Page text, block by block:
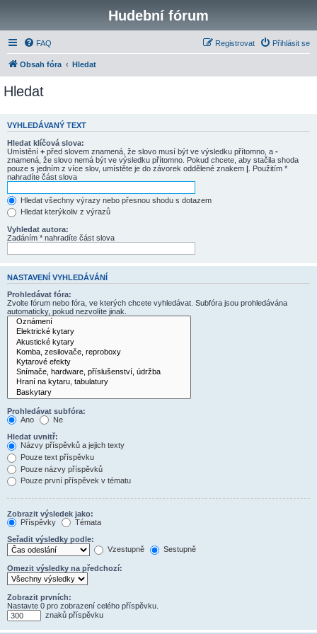
Hudební fórum
FAQ Přihlásit se
Registrovat
Obsah fóra Hledat
Hledat
VYHLEDÁVANÝ TEXT
Hledat klíčová slova:
Umístění + před slovem znamená, že slovo musí být ve výsledku přítomno, a -
znamená, že slovo nemá být ve výsledku přítomno. Pokud chcete, aby stačila shoda
pouze s jedním z více slov, umístěte je do závorek oddělené znakem | . Použitím *
nahradíte část slova
Hledat všechny výrazy nebo přesnou shodu s dotazem
Hledat kterýkoliv z výrazů
Vyhledat autora:
Zadáním * nahradíte část slova
NASTAVENÍ VYHLEDÁVÁNÍ
Prohledávat fóra:
Zvolte fórum nebo fóra, ve kterých chcete vyhledávat. Subfóra jsou prohledávána
automaticky, pokud nezvolíte jinak.
Prohledávat subfóra:
Ano
Ne
Hledat uvnitř:
Názvy příspěvků a jejich texty
Pouze text příspěvku
Pouze názvy příspěvků
Pouze první příspěvek v tématu
Zobrazit výsledek jako:
Příspěvky
Témata
Seřadit výsledky podle:
Vzestupně
Sestupně
Omezit výsledky na předchozí:
Zobrazit prvních:
Nastavte 0 pro zobrazení celého příspěvku.
znaků příspěvku